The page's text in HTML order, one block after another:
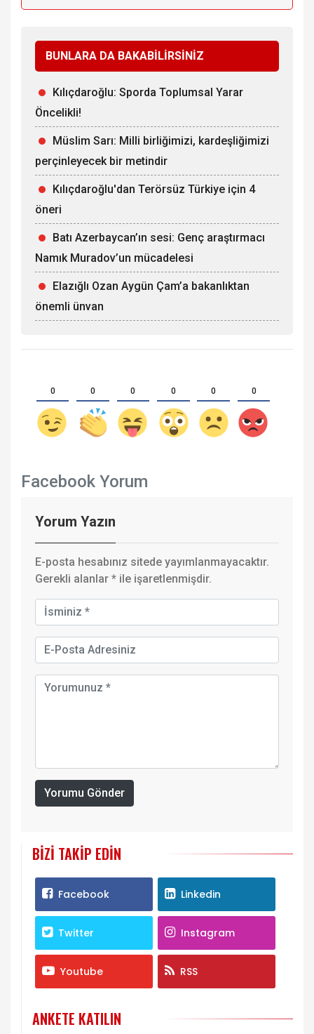
BUNLARA DA BAKABİLİRSİNİZ
Kılıçdaroğlu: Sporda Toplumsal Yarar
Öncelikli!
Müslim Sarı: Milli birliğimizi, kardeşliğimizi
perçinleyecek bir metindir
Kılıçdaroğlu'dan Terörsüz Türkiye için 4
öneri
Batı Azerbaycan’ın sesi: Genç araştırmacı
Namık Muradov’un mücadelesi
Elazığlı Ozan Aygün Çam’a bakanlıktan
önemli ünvan
0 0 0 0 0 0
Facebook Yorum
Yorum Yazın
E-posta hesabınız sitede yayımlanmayacaktır.
Gerekli alanlar * ile işaretlenmişdir.
Yorumu Gönder
BIZI TAKIP EDIN
Facebook Linkedin
Twitter Instagram
Youtube RSS
ANKETE KATILIN